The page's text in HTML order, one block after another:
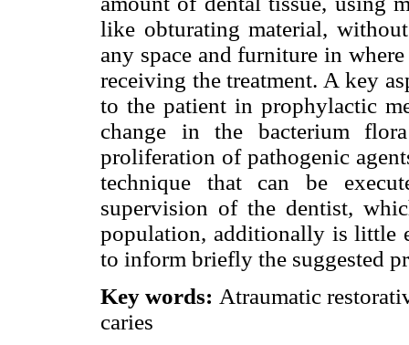
like obturating material,
any space and furniture in
receiving the treatment. A key
to the patient in prophylactic
change in the bacterium
proliferation of pathogenic
technique that can be
supervision of the dentist,
population, additionally is little
to inform briefly the suggested
Key words: Atraumatic
caries